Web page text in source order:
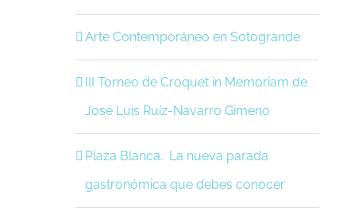
Arte Contemporáneo en Sotogrande
III Torneo de Croquet in Memoriam de
José Luis Ruíz-Navarro Gimeno
Plaza Blanca. La nueva parada
gastronómica que debes conocer